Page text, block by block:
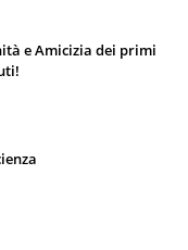
e Amicizia dei primi